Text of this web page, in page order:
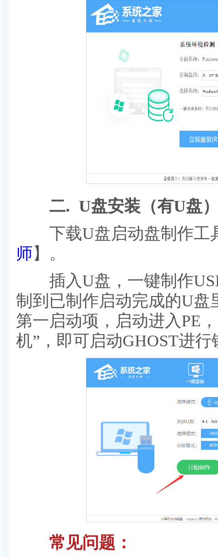
二. U盘安装（有U盘
下载U盘启动盘制作工
师】。
插入U盘，一键制作
制到已制作启动完成的U
第一启动项，启动进入PE
机”，即可启动GHOST进
常见问题 ：